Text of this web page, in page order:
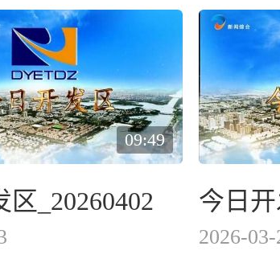
09:49
_20260402 今日开
2026-